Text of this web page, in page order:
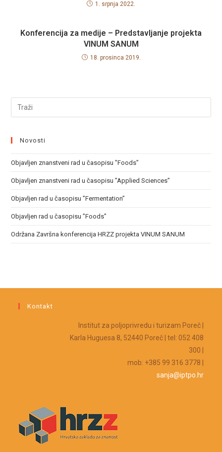
1. srpnja 2022.
Konferencija za medije – Predstavljanje projekta
VINUM SANUM
18. prosinca 2019.
Novosti
Objavljen znanstveni rad u časopisu ”Foods”
Objavljen znanstveni rad u časopisu ”Applied Sciences”
Objavljen rad u časopisu ”Fermentation”
Objavljen rad u časopisu ”Foods”
Održana Završna konferencija HRZZ projekta VINUM SANUM
Kontakt
Institut za poljoprivredu i turizam Poreč |
Karla Huguesa 8, 52440 Poreč | tel: 052 408
300 |
mob: +385 99 316 3778 |
sanja@iptpo.hr